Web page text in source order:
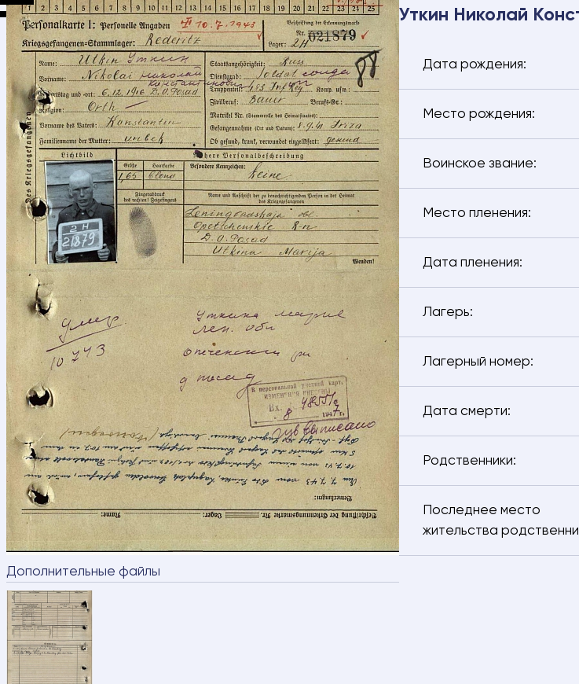
Дополнительные файлы
Уткин Николай
Дата рождения:
Место рождения:
Воинское звание:
Место пленения:
Дата пленения:
Лагерь:
Лагерный номер:
Дата смерти:
Родственники:
Последнее место
жительства
Свяжитесь с нами – мы
Ваше имя
Ваш номер телефона